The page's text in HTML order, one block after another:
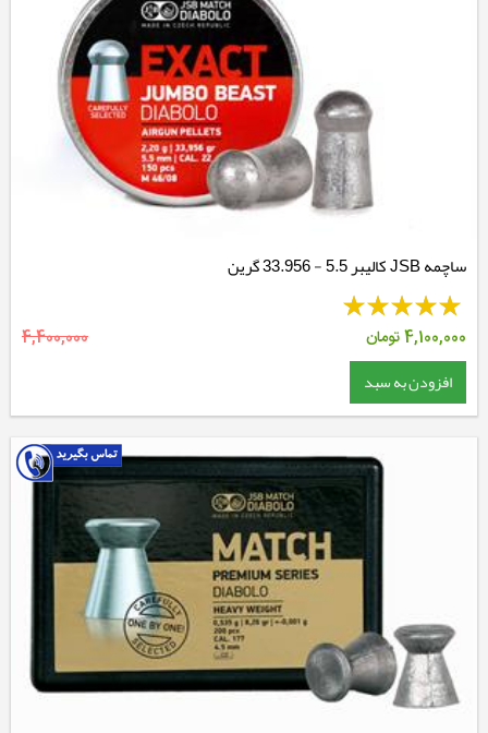
ساچمه JSB کالیبر 5.5 - 33.956 گرین
4,100,000تومان 4,400,000
افزودن به سبد